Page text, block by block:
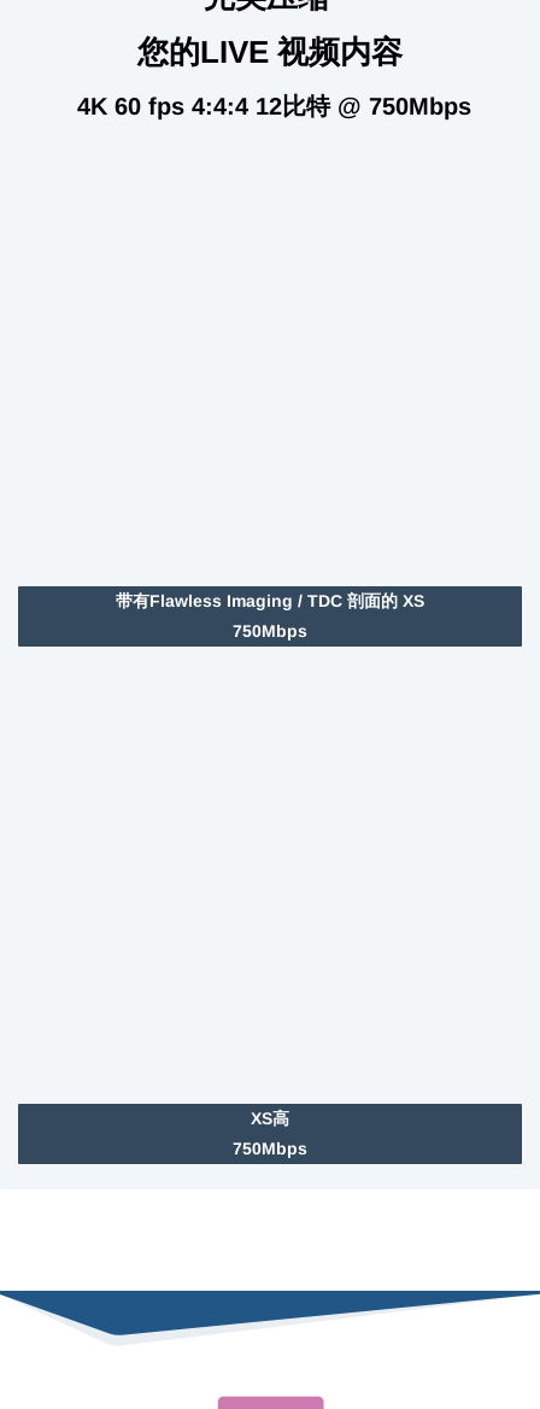
您的LIVE 视频内容
4K 60 fps 4:4:4 12比特 @ 750Mbps
带有Flawless Imaging / TDC 剖面的 XS
750Mbps
XS高
750Mbps